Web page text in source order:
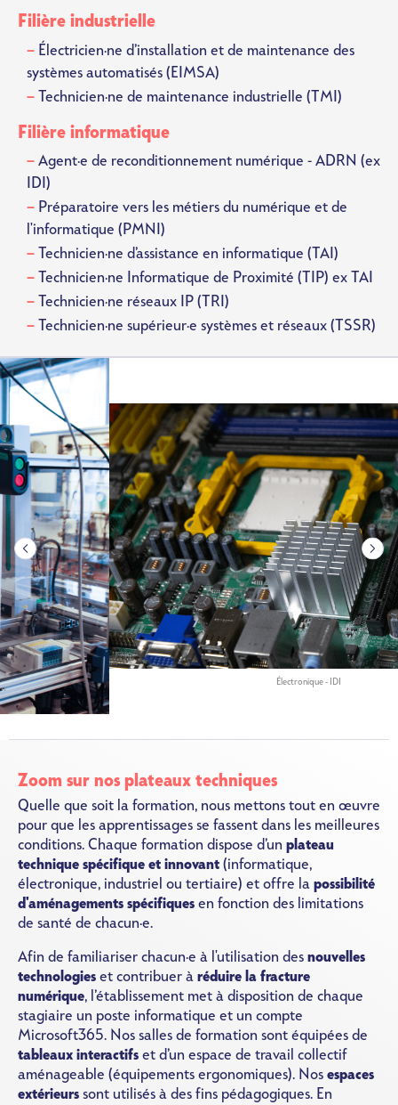
Filière industrielle
Électricien·ne d’installation et de maintenance des
systèmes automatisés (EIMSA)
Technicien·ne de maintenance industrielle (TMI)
Filière informatique
Agent·e de reconditionnement numérique - ADRN (ex
IDI)
Préparatoire vers les métiers du numérique et de
l'informatique (PMNI)
Technicien·ne d’assistance en informatique (TAI)
Technicien·ne Informatique de Proximité (TIP) ex TAI
Technicien·ne réseaux IP (TRI)
Technicien·ne supérieur·e systèmes et réseaux (TSSR)
Image
Zoom sur nos plateaux techniques
Quelle que soit la formation, nous mettons tout en œuvre
pour que les apprentissages se fassent dans les meilleures
conditions. Chaque formation dispose d’un plateau
technique spécifique et innovant (informatique,
électronique, industriel ou tertiaire) et offre la possibilité
d'aménagements spécifiques en fonction des limitations
de santé de chacun·e.
Afin de familiariser chacun·e à l'utilisation des nouvelles
technologies et contribuer à réduire la fracture
numérique, l’établissement met à disposition de chaque
stagiaire un poste informatique et un compte
Microsoft365. Nos salles de formation sont équipées de
tableaux interactifs et d’un espace de travail collectif
aménageable (équipements ergonomiques). Nos espaces
extérieurs sont utilisés à des fins pédagogiques. En